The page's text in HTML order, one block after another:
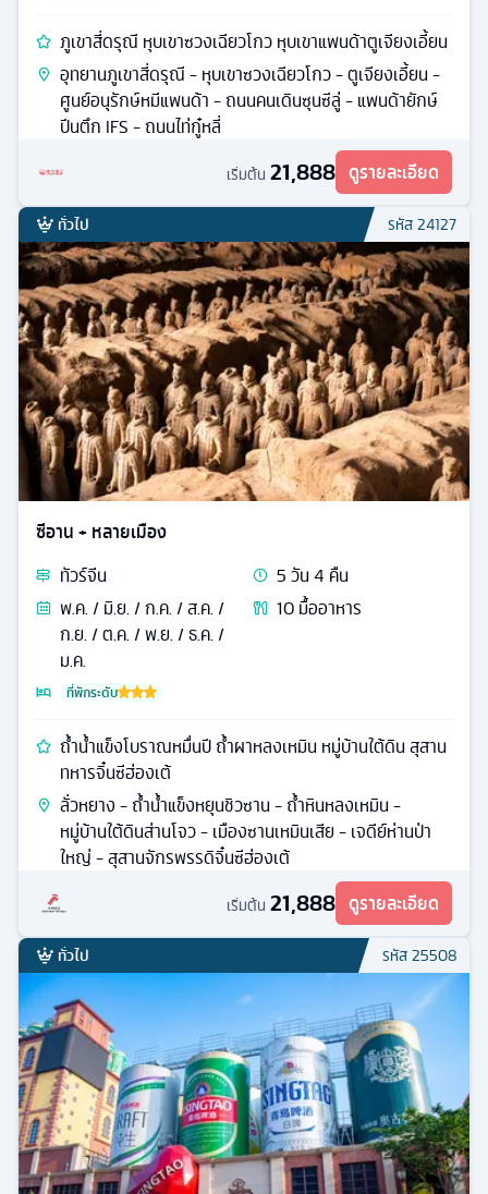
ภูเขาสี่ดรุณี หุบเขาซวงเฉียวโกว หุบเขาแพนด้าตูเจียงเอี้ยน
อุทยานภูเขาสี่ดรุณี - หุบเขาซวงเฉียวโกว - ตูเจียงเอี้ยน -
ศูนย์อนุรักษ์หมีแพนด้า - ถนนคนเดินซุนซีลู่ - แพนด้ายักษ์
ปีนตึก IFS - ถนนไท่กู๋หลี่
เริ่มต้น 21,888 ดูรายละเอียด
ทั่วไป รหัส24127
ซีอาน + หลายเมือง
ทัวร์จีน 5วัน4 คืน
พ.ค. / มิ.ย. / ก.ค. / ส.ค. /
ก.ย. / ต.ค. / พ.ย. / ธ.ค. /
ม.ค.
10มื้ออาหาร
ที่พักระดับ
ถ้ำน้ำแข็งโบราณหมื่นปี ถ้ำผาหลงเหมิน หมู่บ้านใต้ดิน สุสาน
ทหารจิ๋นซีฮ่องเต้
ลั่วหยาง - ถ้ำน้ำแข็งหยุนชิวซาน - ถ้ำหินหลงเหมิน -
หมู่บ้านใต้ดินส่านโจว - เมืองซานเหมินเสีย - เจดีย์ห่านป่า
ใหญ่ - สุสานจักรพรรดิจิ๋นซีฮ่องเต้
เริ่มต้น 21,888 ดูรายละเอียด
ทั่วไป รหัส25508